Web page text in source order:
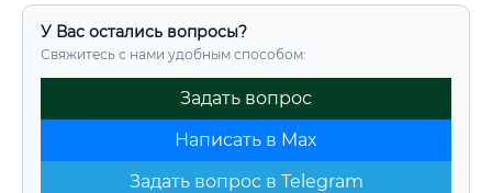
У Вас остались вопросы?
Свяжитесь с нами удобным способом:
Задать вопрос
Написать в Max
Задать вопрос в Telegram